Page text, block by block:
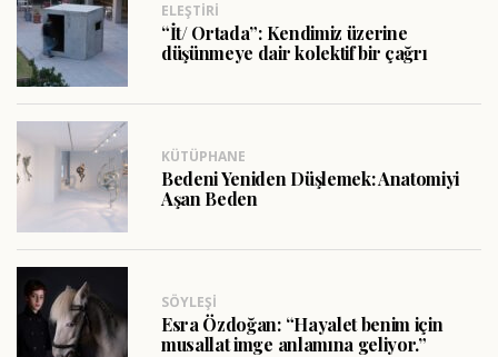
ELEŞTIRI
“İt/ Ortada”: Kendimiz üzerine
düşünmeye dair kolektif bir çağrı
KÜTÜPHANE
Bedeni Yeniden Düşlemek: Anatomiyi
Aşan Beden
SÖYLEŞI
Esra Özdoğan: “Hayalet benim için
musallat imge anlamına geliyor.”